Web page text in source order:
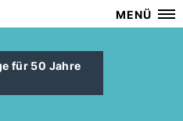
MENÜ
für 50 Jahre